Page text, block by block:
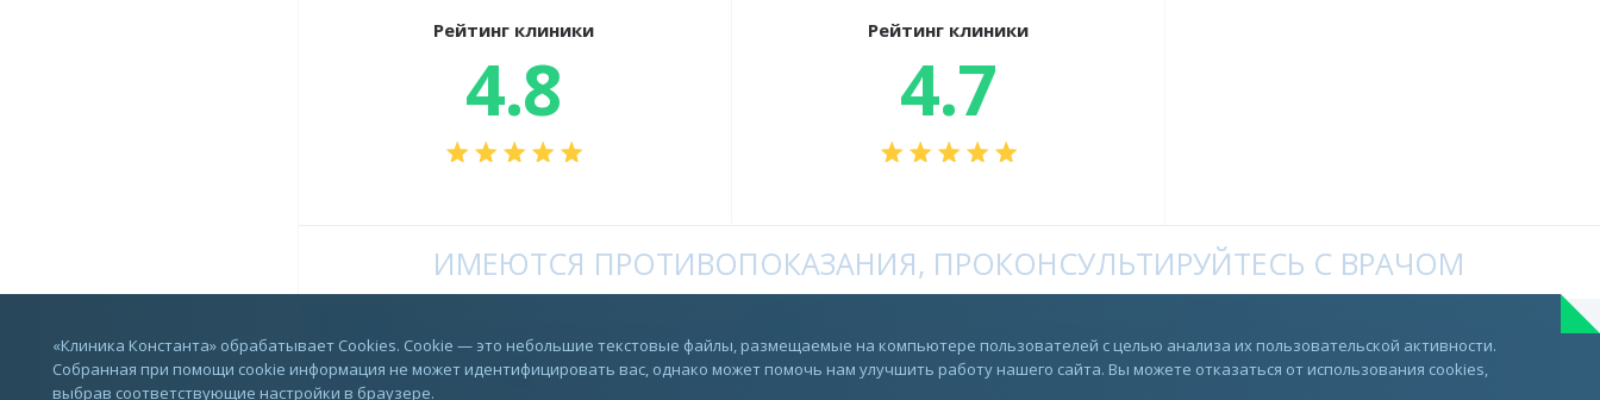
Рейтинг клиники
4.8
Рейтинг клиники
4.7
ИМЕЮТСЯ ПРОТИВОПОКАЗАНИЯ, ПРОКОНСУЛЬТИРУЙТЕСЬ С ВРАЧОМ
«Клиника Константа» обрабатывает Cookies. Cookie — это небольшие текстовые файлы, размещаемые на компьютере пользователей с целью анализа их пользовательской активности.
Собранная при помощи cookie информация не может идентифицировать вас, однако может помочь нам улучшить работу нашего сайта. Вы можете отказаться от использования cookies,
выбрав соответствующие настройки в браузере.